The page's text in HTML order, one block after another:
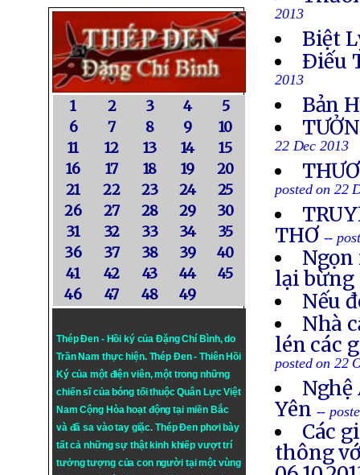
1 2 3 4
5
6
7 8 9
10
11
12 13 14
15
16
17 18 19
20
21
22 23 24
25
26
27 28 29
30
31
32 33 34
35
36
37 38 39
40
41
42 43 44
45
46
47 48 49
Thép Đen - Hồi ký của Đặng Chí Bình, do
Trần Nam thực hiện. Thép Đen- Thiên Hồi
Ký của một điện viên, một trong những
chiến sĩ của bóng tối thuộc Quân Lực Việt
Nam Cộng Hòa hoạt động tại miền Bắc
và đã sa vào tay giặc. Thép Đen phơi bày
tất cả những sự thật kinh khiếp vượt trí
tưởng tượng của con người tại một vùng
2013
Biệt
Ðiếu
2013
Bản
22 Dec 2013
posted on 22
THƠ --
lại bừng
Nếu
Nhà
lén các
posted on 22
Nghệ
Yên --
Các
thông